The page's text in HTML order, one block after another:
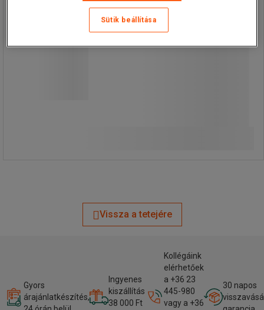
12 db marófej készlet.
Vissza a tetejére
Gyors
árajánlatkészítés,
Ingyenes
kiszállítás
38 000 Ft
Kollégáink
elérhetőek
a +36 23
445-980
vagy a +36
30 napos
Sütik beállítása